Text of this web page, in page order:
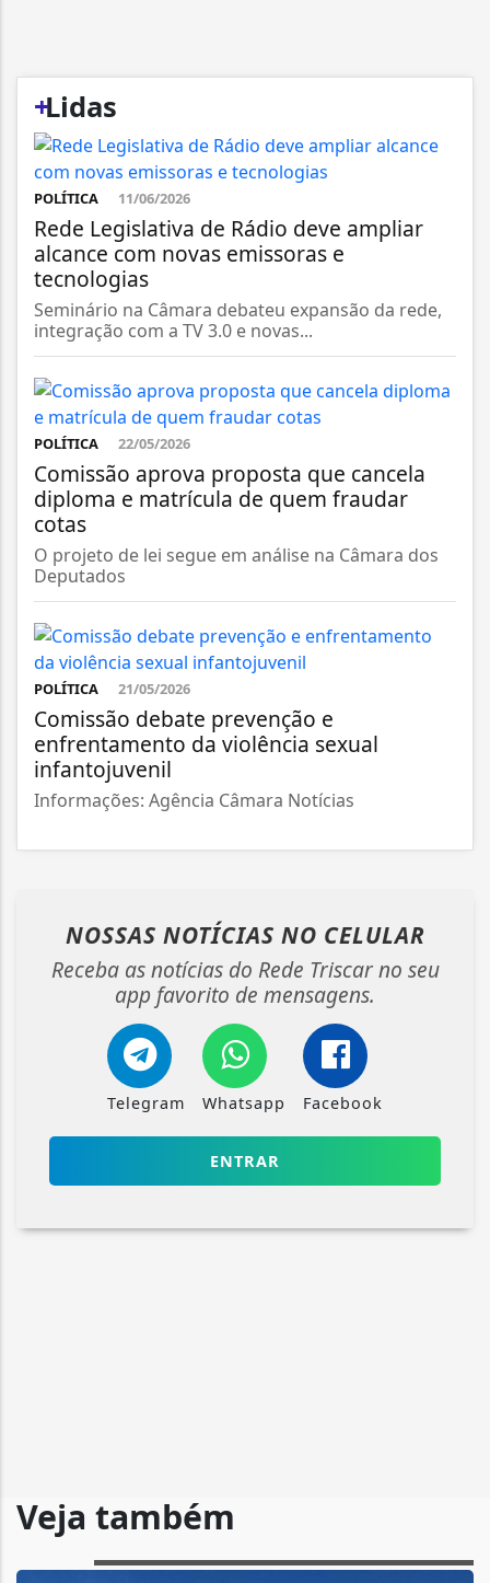
+
Lidas
POLÍTICA 11/06/2026
Rede Legislativa de Rádio deve ampliar
alcance com novas emissoras e
tecnologias
Seminário na Câmara debateu expansão da rede,
integração com a TV 3.0 e novas...
POLÍTICA 22/05/2026
Comissão aprova proposta que cancela
diploma e matrícula de quem fraudar
cotas
O projeto de lei segue em análise na Câmara dos
Deputados
POLÍTICA 21/05/2026
Comissão debate prevenção e
enfrentamento da violência sexual
infantojuvenil
Informações: Agência Câmara Notícias
NOSSAS NOTÍCIAS NO CELULAR
Receba as notícias do Rede Triscar no seu
app favorito de mensagens.
Telegram Whatsapp Facebook
ENTRAR
Veja também